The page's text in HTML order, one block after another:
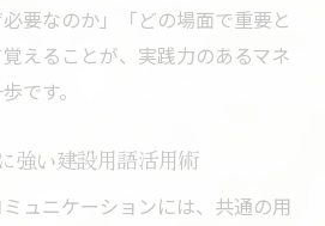
要なのか」「どの場面で重要と
えることが、実践力のあるマネ
です。
強い建設用語活用術
ュニケーションには、共通の用